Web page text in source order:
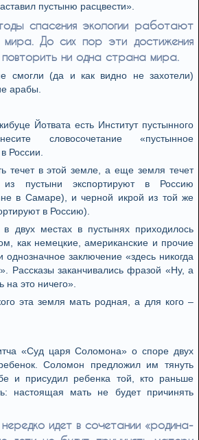
пустыню расцвести».
спасения экологии работают
мира. До сих пор эти достижения
ни одна страна мира.
смогли (да и как видно не захотели)
арабы.
Йотвата есть Институт пустынного
словосочетание «пустынное
России.
течет в этой земле, а еще земля течет
из пустыни экспортируют в Россию
в Самаре), и черной икрой из той же
в Россию).
двух местах в пустынях приходилось
как немецкие, американские и прочие
заключение «здесь никогда
Рассказы заканчивались фразой «Ну, а
на это ничего».
эта земля мать родная, а для кого –
«Суд царя Соломона» о споре двух
Соломон предложил им тянуть
и присудил ребенка той, кто раньше
настоящая мать не будет причинять
идет в сочетании «родина-